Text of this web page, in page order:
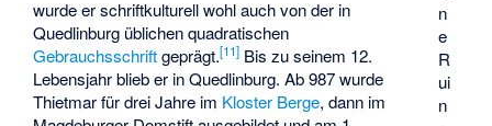
n
e
R
ui
n
wurde er schriftkulturell wohl auch von der in
Quedlinburg üblichen quadratischen
Gebrauchsschriftgeprägt.[11] Bis zu seinem 12.
Lebensjahr blieb er in Quedlinburg. Ab 987 wurde
Thietmar für drei Jahre im Kloster Berge, dann im